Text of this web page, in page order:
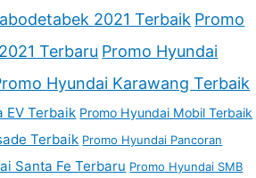
2021 Terbaik Promo
Terbaru Promo Hyundai
Hyundai Karawang Terbaik
EV Terbaik Promo Hyundai Mobil Terbaik
Terbaik Promo Hyundai Pancoran
Santa Fe Terbaru Promo Hyundai SMB